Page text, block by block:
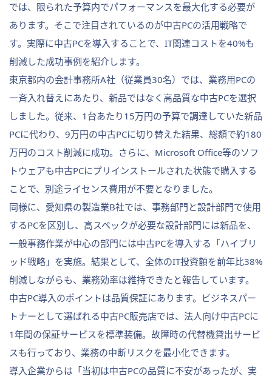
では、限られた予算内でパフォーマンスを最大化する必要が
あります。そこで注目されているのが中古PCの活用戦略で
す。実際に中古PCを導入することで、IT関連コストを40%も
削減した成功事例を紹介します。
東京都内の会計事務所A社（従業員30名）では、業務用PCの
一斉入れ替えにあたり、新品ではなく高品質な中古PCを選択
しました。従来、1台あたり15万円の予算で調達していた新品
PCに代わり、9万円の中古PCに切り替えた結果、総額で約180
万円のコスト削減に成功。さらに、Microsoft Office等のソフ
トウェアも中古PCにプリインストールされた状態で購入する
ことで、別途ライセンス費用が不要となりました。
同様に、愛知県の製造業B社では、事務部門と設計部門で使用
するPCを区別し、高スペックが必要な設計部門には新品を、
一般事務作業が中心の部門には中古PCを導入する「ハイブリ
ッド戦略」を実施。結果として、全体のIT投資額を前年比38%
削減しながらも、業務効率は維持できたと報告しています。
中古PC導入のポイントは品質保証にあります。ビジネスパー
トナーとして選ばれる中古PC販売店では、法人向け中古PCに
1年間の保証サービスを標準装備。故障時の代替機貸出サービ
スも行っており、業務の中断リスクを最小化できます。
導入企業からは「当初は中古PCの品質に不安があったが、実